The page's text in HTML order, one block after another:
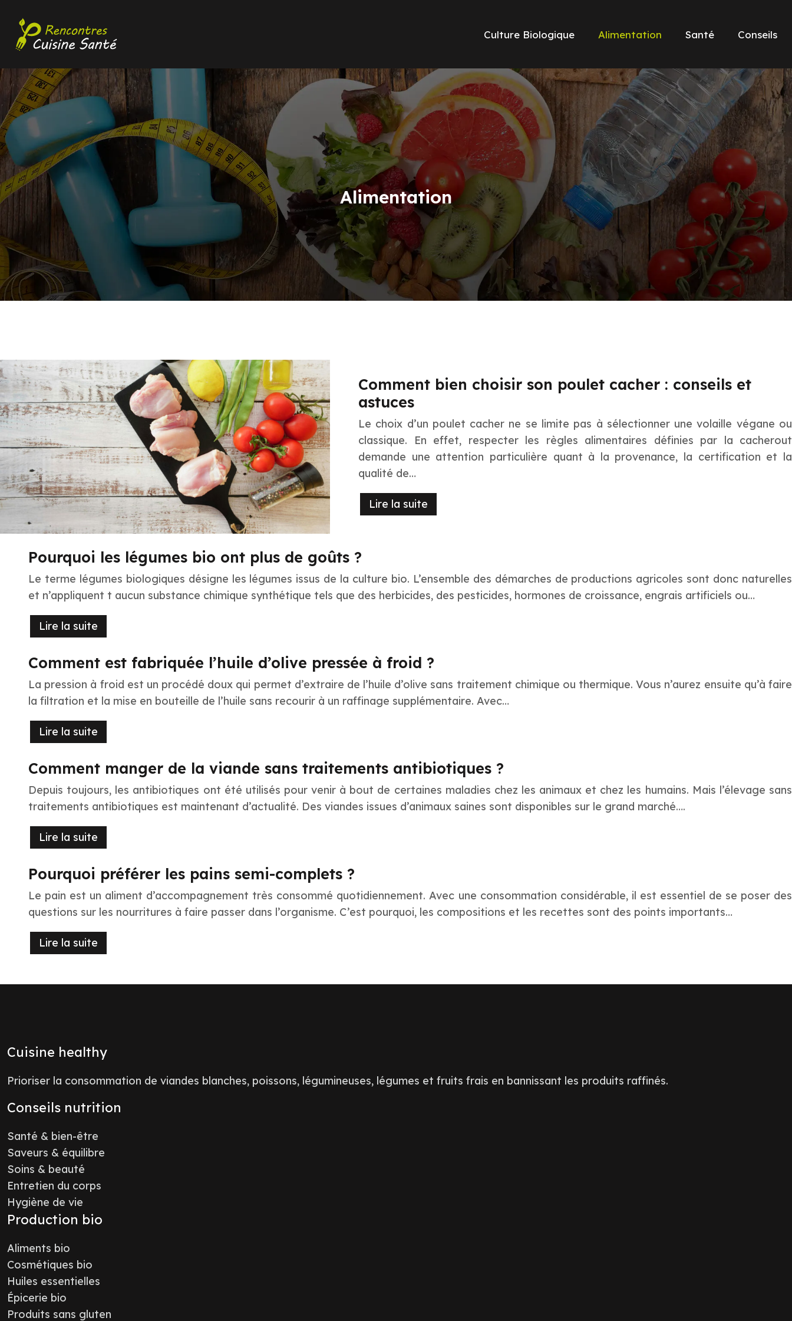
Culture Biologique Alimentation Santé Conseils
Alimentation
Comment bien choisir son poulet cacher : conseils et
astuces
Le choix d’un poulet cacher ne se limite pas à sélectionner une volaille végane ou
classique. En effet, respecter les règles alimentaires définies par la cacherout
demande une attention particulière quant à la provenance, la certification et la
qualité de…
Lire la suite
Pourquoi les légumes bio ont plus de goûts ?
Le terme légumes biologiques désigne les légumes issus de la culture bio. L’ensemble des démarches de productions agricoles sont donc naturelles
et n’appliquent t aucun substance chimique synthétique tels que des herbicides, des pesticides, hormones de croissance, engrais artificiels ou…
Lire la suite
Comment est fabriquée l’huile d’olive pressée à froid ?
La pression à froid est un procédé doux qui permet d’extraire de l’huile d’olive sans traitement chimique ou thermique. Vous n’aurez ensuite qu’à faire
la filtration et la mise en bouteille de l’huile sans recourir à un raffinage supplémentaire. Avec…
Lire la suite
Comment manger de la viande sans traitements antibiotiques ?
Depuis toujours, les antibiotiques ont été utilisés pour venir à bout de certaines maladies chez les animaux et chez les humains. Mais l’élevage sans
traitements antibiotiques est maintenant d’actualité. Des viandes issues d’animaux saines sont disponibles sur le grand marché….
Lire la suite
Pourquoi préférer les pains semi-complets ?
Le pain est un aliment d’accompagnement très consommé quotidiennement. Avec une consommation considérable, il est essentiel de se poser des
questions sur les nourritures à faire passer dans l’organisme. C’est pourquoi, les compositions et les recettes sont des points importants…
Lire la suite
Cuisine healthy
Prioriser la consommation de viandes blanches, poissons, légumineuses, légumes et fruits frais en bannissant les produits raffinés.
Conseils nutrition
Santé & bien-être
Saveurs & équilibre
Soins & beauté
Entretien du corps
Hygiène de vie
Production bio
Aliments bio
Cosmétiques bio
Huiles essentielles
Épicerie bio
Produits sans gluten